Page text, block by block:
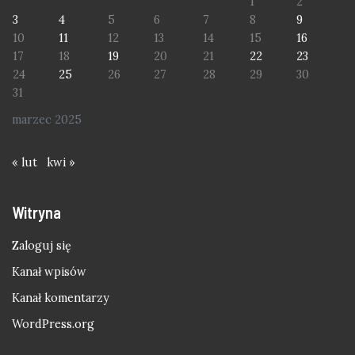
marzec 2025
3
4 5 6 7 8
9
10
11 12 13 14 15
16
17
18 19 20 21 22
23
24
25 26 27 28 29
30
31
« lut kwi »
Witryna
Zaloguj się
Kanał wpisów
Kanał komentarzy
WordPress.org